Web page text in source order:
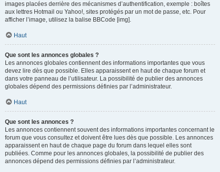
images placées derrière des mécanismes d’authentification, exemple : boîtes
aux lettres Hotmail ou Yahoo!, sites protégés par un mot de passe, etc. Pour
afficher l’image, utilisez la balise BBCode [img].
Haut
Que sont les annonces globales ?
Les annonces globales contiennent des informations importantes que vous
devez lire dès que possible. Elles apparaissent en haut de chaque forum et
dans votre panneau de l’utilisateur. La possibilité de publier des annonces
globales dépend des permissions définies par l’administrateur.
Haut
Que sont les annonces ?
Les annonces contiennent souvent des informations importantes concernant le
forum que vous consultez et doivent être lues dès que possible. Les annonces
apparaissent en haut de chaque page du forum dans lequel elles sont
publiées. Comme pour les annonces globales, la possibilité de publier des
annonces dépend des permissions définies par l’administrateur.